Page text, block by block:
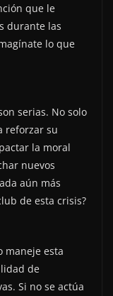
que le
durante las
lo que
serias. No solo
reforzar su
la moral
nuevos
aún más
de esta crisis?
maneje esta
de
Si no se actúa